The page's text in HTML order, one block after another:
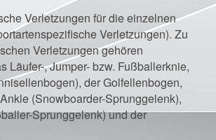
Verletzungen für die einzelnen
Verletzungen). Zu
Verletzungen gehören
Läufer-, Jumper- bzw. Fußballerknie,
der Golfellenbogen,
(Snowboarder-Sprunggelenk),
Sprunggelenk) und der